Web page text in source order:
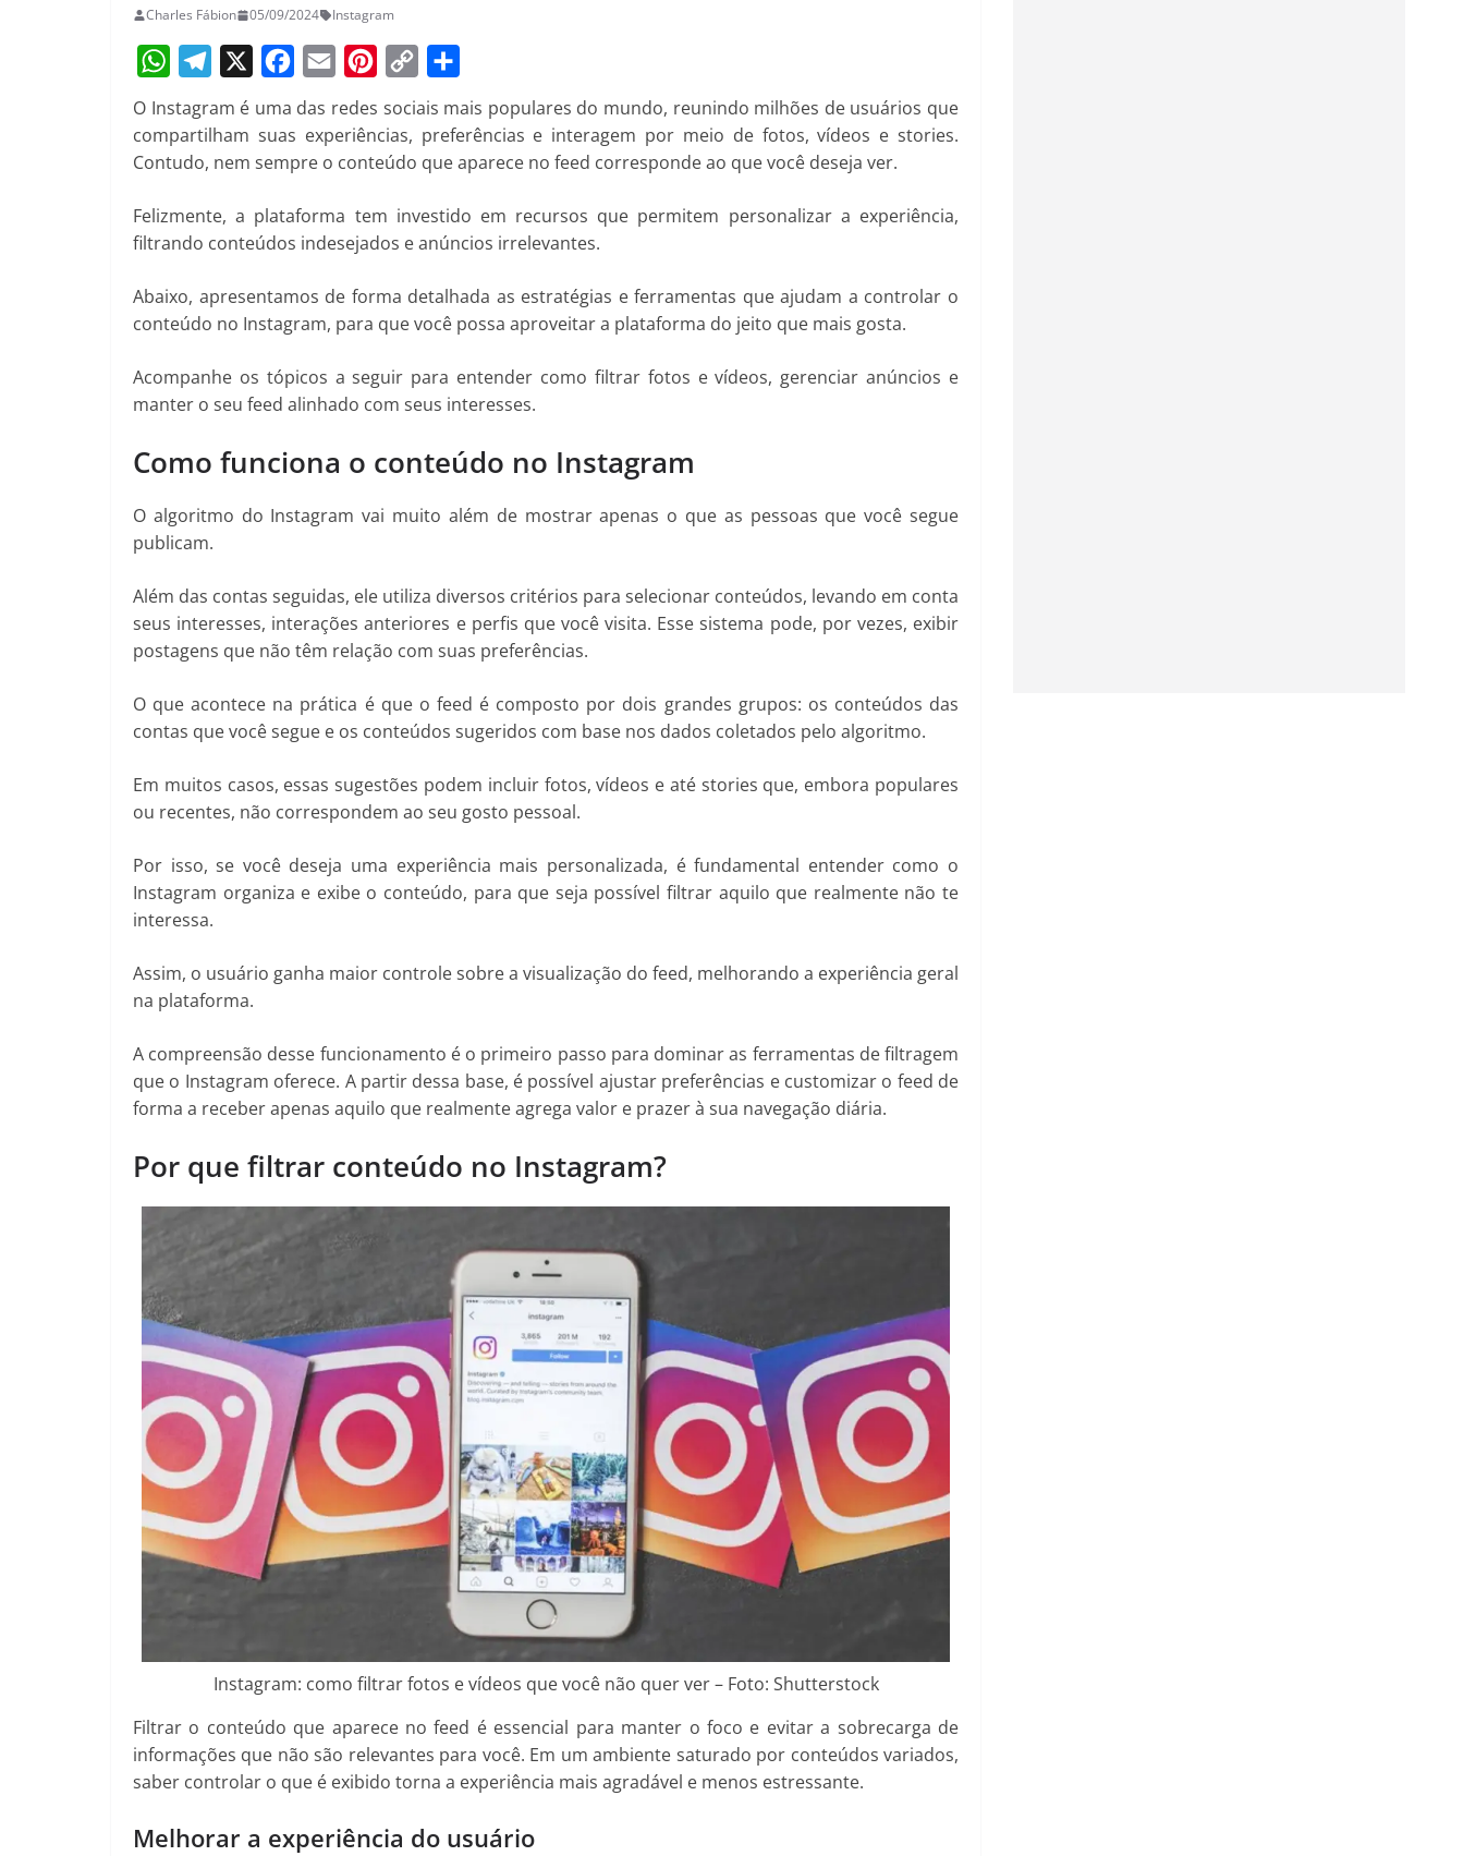
Charles Fábion 05/09/2024 Instagram
h
a
s
A
p
p
e
l
g
r
a
m
a
c
b
o
o
k
m
a
l
i
n
r
e
s
o
p
L
i
n
k
h
a
e
O Instagram é uma das redes sociais mais populares do mundo, reunindo milhões de usuários que
compartilham suas experiências, preferências e interagem por meio de fotos, vídeos e stories.
Contudo, nem sempre o conteúdo que aparece no feed corresponde ao que você deseja ver.
Felizmente, a plataforma tem investido em recursos que permitem personalizar a experiência,
filtrando conteúdos indesejados e anúncios irrelevantes.
Abaixo, apresentamos de forma detalhada as estratégias e ferramentas que ajudam a controlar o
conteúdo no Instagram, para que você possa aproveitar a plataforma do jeito que mais gosta.
Acompanhe os tópicos a seguir para entender como filtrar fotos e vídeos, gerenciar anúncios e
manter o seu feed alinhado com seus interesses.
Como funciona o conteúdo no Instagram
O algoritmo do Instagram vai muito além de mostrar apenas o que as pessoas que você segue
publicam.
Além das contas seguidas, ele utiliza diversos critérios para selecionar conteúdos, levando em conta
seus interesses, interações anteriores e perfis que você visita. Esse sistema pode, por vezes, exibir
postagens que não têm relação com suas preferências.
O que acontece na prática é que o feed é composto por dois grandes grupos: os conteúdos das
contas que você segue e os conteúdos sugeridos com base nos dados coletados pelo algoritmo.
Em muitos casos, essas sugestões podem incluir fotos, vídeos e até stories que, embora populares
ou recentes, não correspondem ao seu gosto pessoal.
Por isso, se você deseja uma experiência mais personalizada, é fundamental entender como o
Instagram organiza e exibe o conteúdo, para que seja possível filtrar aquilo que realmente não te
interessa.
Assim, o usuário ganha maior controle sobre a visualização do feed, melhorando a experiência geral
na plataforma.
A compreensão desse funcionamento é o primeiro passo para dominar as ferramentas de filtragem
que o Instagram oferece. A partir dessa base, é possível ajustar preferências e customizar o feed de
forma a receber apenas aquilo que realmente agrega valor e prazer à sua navegação diária.
Por que filtrar conteúdo no Instagram?
Instagram: como filtrar fotos e vídeos que você não quer ver – Foto: Shutterstock
Filtrar o conteúdo que aparece no feed é essencial para manter o foco e evitar a sobrecarga de
informações que não são relevantes para você. Em um ambiente saturado por conteúdos variados,
saber controlar o que é exibido torna a experiência mais agradável e menos estressante.
Melhorar a experiência do usuário